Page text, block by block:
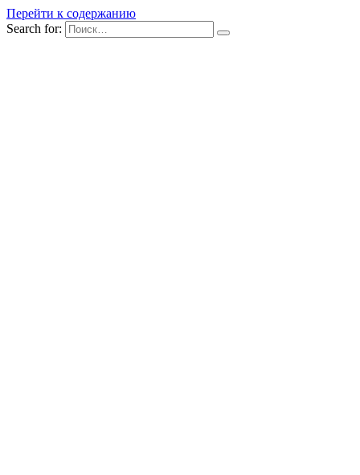
Перейти к содержанию
Search for: